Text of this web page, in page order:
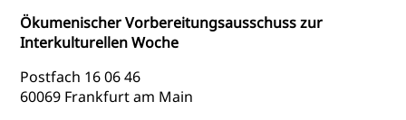
Ökumenischer Vorbereitungsausschuss zur
Interkulturellen Woche
Postfach 16 06 46
60069 Frankfurt am Main